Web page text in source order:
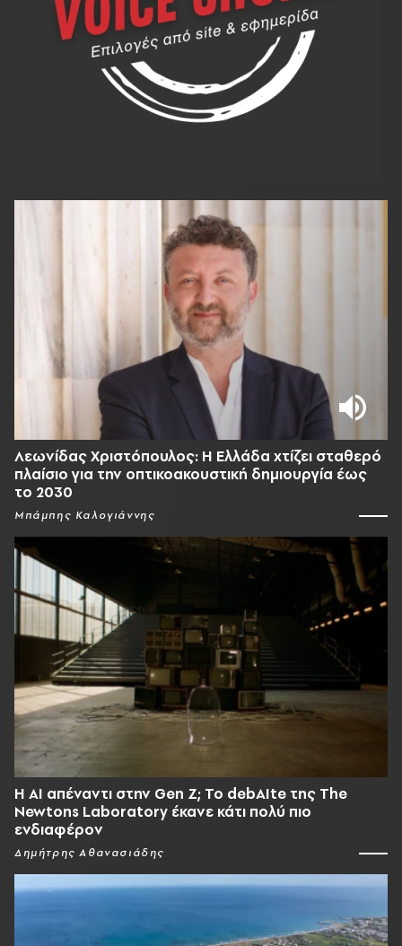
Λεωνίδας Χριστόπουλος: Η Ελλάδα χτίζει σταθερό
πλαίσιο για την οπτικοακουστική δημιουργία έως
το 2030
Μπάμπης Καλογιάννης
Η AI απέναντι στην Gen Z; Το debAIte της The
Newtons Laboratory έκανε κάτι πολύ πιο
ενδιαφέρον
Δημήτρης Αθανασιάδης